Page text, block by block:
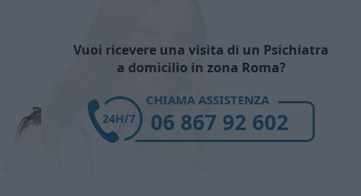
Vuoi ricevere una visita di un Psichiatra
a domicilio in zona Roma?
CHIAMA ASSISTENZA
06 867 92 602
24H/7